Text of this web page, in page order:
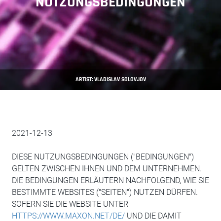
ARTIST: VLADISLAV SOLOVJOV
2021-12-13
DIESE NUTZUNGSBEDINGUNGEN ("BEDINGUNGEN")
GELTEN ZWISCHEN IHNEN UND DEM UNTERNEHMEN.
DIE BEDINGUNGEN ERLÄUTERN NACHFOLGEND, WIE SIE
BESTIMMTE WEBSITES ("SEITEN") NUTZEN DÜRFEN.
SOFERN SIE DIE WEBSITE UNTER
HTTPS://WWW.MAXON.NET/DE/ UND DIE DAMIT